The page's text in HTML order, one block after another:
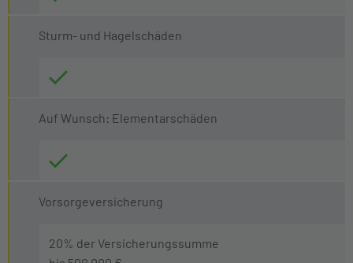
Sturm- und Hagelschäden
Auf Wunsch: Elementarschäden
Vorsorgeversicherung
20% der Versicherungssumme